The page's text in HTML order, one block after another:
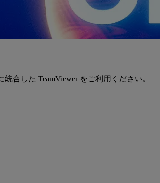
合した TeamViewer をご利用ください。